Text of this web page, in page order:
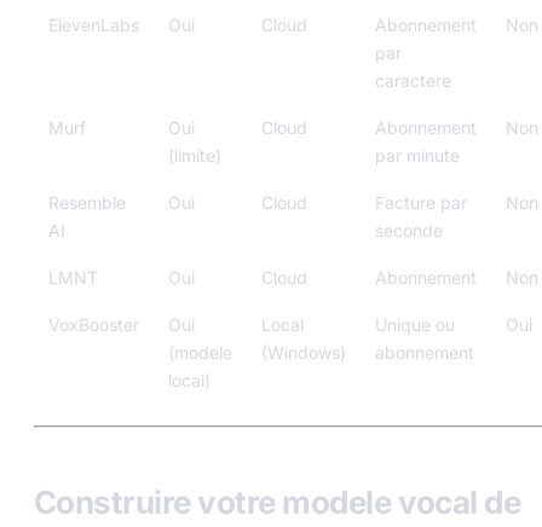
ElevenLabs Oui Cloud
Abonnement
par
caractere
Non
Murf
Oui
(limite)
Cloud
Abonnement
par minute
Non
Resemble
AI
Oui Cloud
Facture par
seconde
Non
LMNT Oui Cloud Abonnement Non
VoxBooster
Oui
(modele
local)
Local
(Windows)
Unique ou
abonnement
Oui
Construire votre modele vocal de